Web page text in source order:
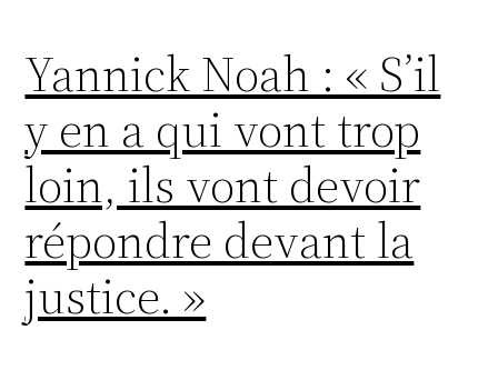
Yannick Noah : « S’il
y en a qui vont trop
loin, ils vont devoir
répondre devant la
justice. »